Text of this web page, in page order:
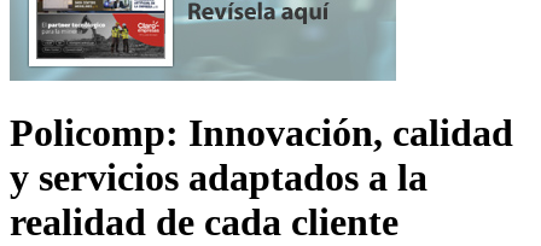
Policomp: Innovación, calidad
y servicios adaptados a la
realidad de cada cliente